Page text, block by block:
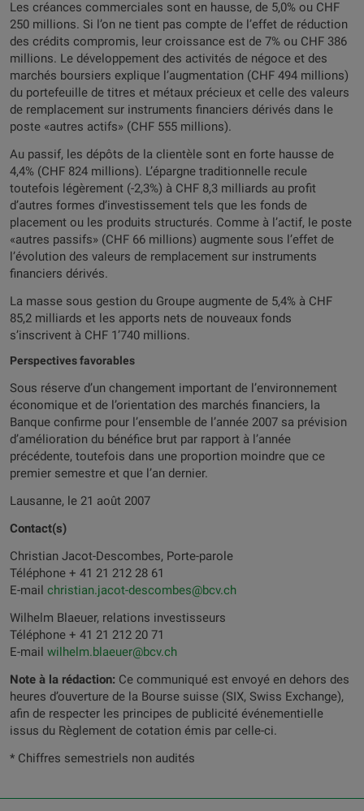
Les créances commerciales sont en hausse, de 5,0% ou CHF
250 millions. Si l’on ne tient pas compte de l’effet de réduction
des crédits compromis, leur croissance est de 7% ou CHF 386
millions. Le développement des activités de négoce et des
marchés boursiers explique l’augmentation (CHF 494 millions)
du portefeuille de titres et métaux précieux et celle des valeurs
de remplacement sur instruments financiers dérivés dans le
poste «autres actifs» (CHF 555 millions).
Au passif, les dépôts de la clientèle sont en forte hausse de
4,4% (CHF 824 millions). L’épargne traditionnelle recule
toutefois légèrement (-2,3%) à CHF 8,3 milliards au profit
d’autres formes d’investissement tels que les fonds de
placement ou les produits structurés. Comme à l’actif, le poste
«autres passifs» (CHF 66 millions) augmente sous l’effet de
l’évolution des valeurs de remplacement sur instruments
financiers dérivés.
La masse sous gestion du Groupe augmente de 5,4% à CHF
85,2 milliards et les apports nets de nouveaux fonds
s’inscrivent à CHF 1’740 millions.
Perspectives favorables
Sous réserve d’un changement important de l’environnement
économique et de l’orientation des marchés financiers, la
Banque confirme pour l’ensemble de l’année 2007 sa prévision
d’amélioration du bénéfice brut par rapport à l’année
précédente, toutefois dans une proportion moindre que ce
premier semestre et que l’an dernier.
Lausanne, le 21 août 2007
Contact(s)
Christian Jacot-Descombes, Porte-parole
Téléphone + 41 21 212 28 61
E-mail christian.jacot-descombes@bcv.ch
Wilhelm Blaeuer, relations investisseurs
Téléphone + 41 21 212 20 71
E-mail wilhelm.blaeuer@bcv.ch
Note à la rédaction: Ce communiqué est envoyé en dehors des
heures d’ouverture de la Bourse suisse (SIX, Swiss Exchange),
afin de respecter les principes de publicité événementielle
issus du Règlement de cotation émis par celle-ci.
* Chiffres semestriels non audités